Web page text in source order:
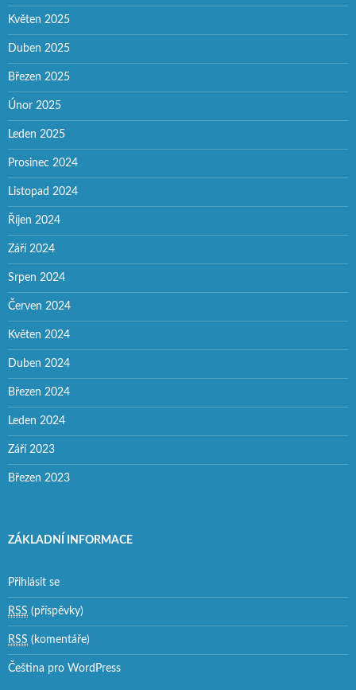
Květen 2025
Duben 2025
Březen 2025
Únor 2025
Leden 2025
Prosinec 2024
Listopad 2024
Říjen 2024
Září 2024
Srpen 2024
Červen 2024
Květen 2024
Duben 2024
Březen 2024
Leden 2024
Září 2023
Březen 2023
ZÁKLADNÍ INFORMACE
Přihlásit se
RSS (příspěvky)
RSS (komentáře)
Čeština pro WordPress